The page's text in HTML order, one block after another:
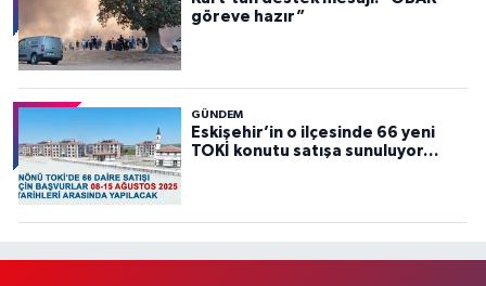
göreve hazır”
GÜNDEM
Eskişehir’in o ilçesinde 66 yeni
TOKİ konutu satışa sunuluyor…